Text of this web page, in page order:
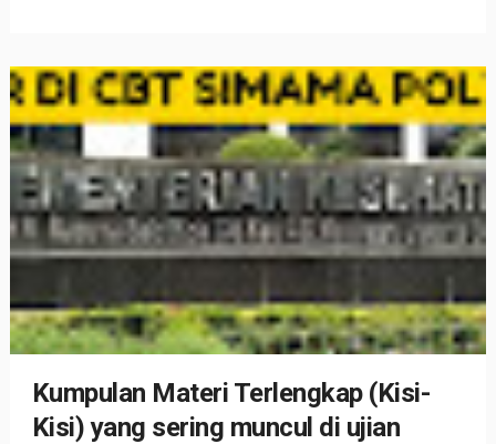
Kumpulan Materi Terlengkap (Kisi-
Kisi) yang sering muncul di ujian